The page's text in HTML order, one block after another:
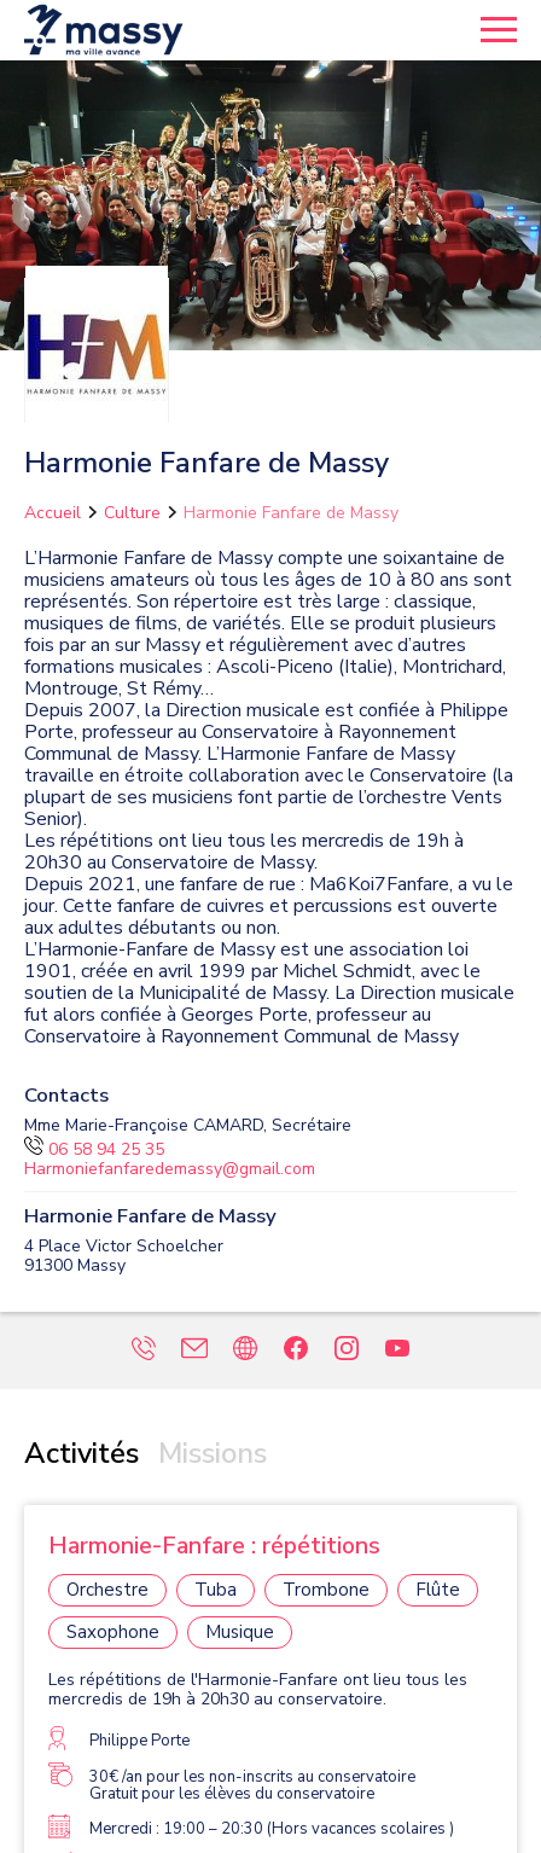
Harmonie Fanfare de Massy
Accueil Culture Harmonie Fanfare de Massy
L’Harmonie Fanfare de Massy compte une soixantaine de
musiciens amateurs où tous les âges de 10 à 80 ans sont
représentés. Son répertoire est très large : classique,
musiques de films, de variétés. Elle se produit plusieurs
fois par an sur Massy et régulièrement avec d’autres
formations musicales : Ascoli-Piceno (Italie), Montrichard,
Montrouge, St Rémy…
Depuis 2007, la Direction musicale est confiée à Philippe
Porte, professeur au Conservatoire à Rayonnement
Communal de Massy. L’Harmonie Fanfare de Massy
travaille en étroite collaboration avec le Conservatoire (la
plupart de ses musiciens font partie de l’orchestre Vents
Senior).
Les répétitions ont lieu tous les mercredis de 19h à
20h30 au Conservatoire de Massy.
Depuis 2021, une fanfare de rue : Ma6Koi7Fanfare, a vu le
jour. Cette fanfare de cuivres et percussions est ouverte
aux adultes débutants ou non.
L’Harmonie-Fanfare de Massy est une association loi
1901, créée en avril 1999 par Michel Schmidt, avec le
soutien de la Municipalité de Massy. La Direction musicale
fut alors confiée à Georges Porte, professeur au
Conservatoire à Rayonnement Communal de Massy
Contacts
Mme Marie-Françoise CAMARD, Secrétaire
06 58 94 25 35
Harmoniefanfaredemassy@gmail.com
Harmonie Fanfare de Massy
4 Place Victor Schoelcher
91300 Massy
Activités Missions
Harmonie-Fanfare : répétitions
Orchestre Tuba Trombone
Flûte
Saxophone
Musique
Les répétitions de l'Harmonie-Fanfare ont lieu tous les
mercredis de 19h à 20h30 au conservatoire.
Philippe Porte
30€ /an pour les non-inscrits au conservatoire
Gratuit pour les élèves du conservatoire
Mercredi : 19:00 – 20:30 (Hors vacances scolaires )